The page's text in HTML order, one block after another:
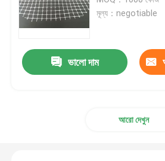
অ্যাকুয়াকালচার নেটিং
শিল্প প্লাস্টিক নেটিং
মূল্য：negotiable
ভালো দাম
আরো দেখুন